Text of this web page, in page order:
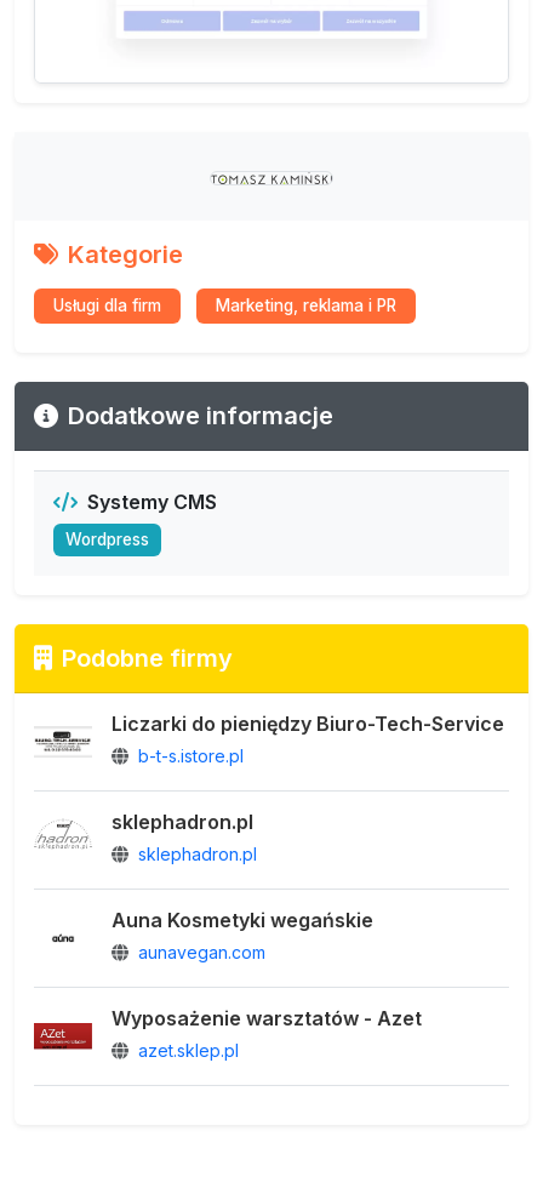
Kategorie
Usługi dla firm Marketing, reklama i PR
Dodatkowe informacje
Systemy CMS
Wordpress
Podobne firmy
Liczarki do pieniędzy Biuro-Tech-Service
b-t-s.istore.pl
sklephadron.pl
sklephadron.pl
Auna Kosmetyki wegańskie
aunavegan.com
Wyposażenie warsztatów - Azet
azet.sklep.pl